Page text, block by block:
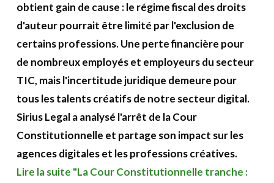
obtient gain de cause : le régime fiscal des droits
d'auteur pourrait être limité par l'exclusion de
certains professions. Une perte financière pour
de nombreux employés et employeurs du secteur
TIC, mais l'incertitude juridique demeure pour
tous les talents créatifs de notre secteur digital.
Sirius Legal a analysé l'arrêt de la Cour
Constitutionnelle et partage son impact sur les
agences digitales et les professions créatives.
Lire la suite "La Cour Constitutionnelle tranche :